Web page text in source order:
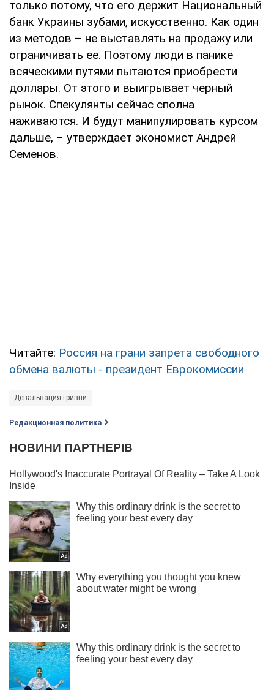
только потому, что его держит Национальный
банк Украины зубами, искусственно. Как один
из методов – не выставлять на продажу или
ограничивать ее. Поэтому люди в панике
всяческими путями пытаются приобрести
доллары. От этого и выигрывает черный
рынок. Спекулянты сейчас сполна
наживаются. И будут манипулировать курсом
дальше, – утверждает экономист Андрей
Семенов.
Читайте: Россия на грани запрета свободного
обмена валюты - президент Еврокомиссии
Девальвация гривни
Редакционная политика